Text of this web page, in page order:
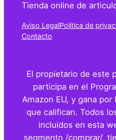
Tienda online de
Aviso LegalPolítica de
Contacto
El propietario de este
participa en el
Amazon EU, y gana
que califican. Todos
incluidos en esta
segmento /comprar/,